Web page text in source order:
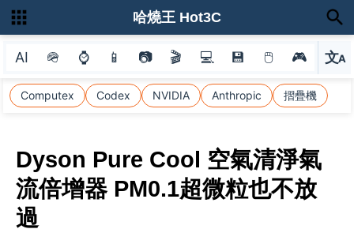
AI 🪖 ⌚ 📱 📷 🎬 💻 💾 🖱 🎮 文A
選
Computex Codex NVIDIA Anthropic 摺疊機
哈燒王 Hot3C
Dyson Pure Cool 空氣清淨氣
流倍增器 PM0.1超微粒也不放
過